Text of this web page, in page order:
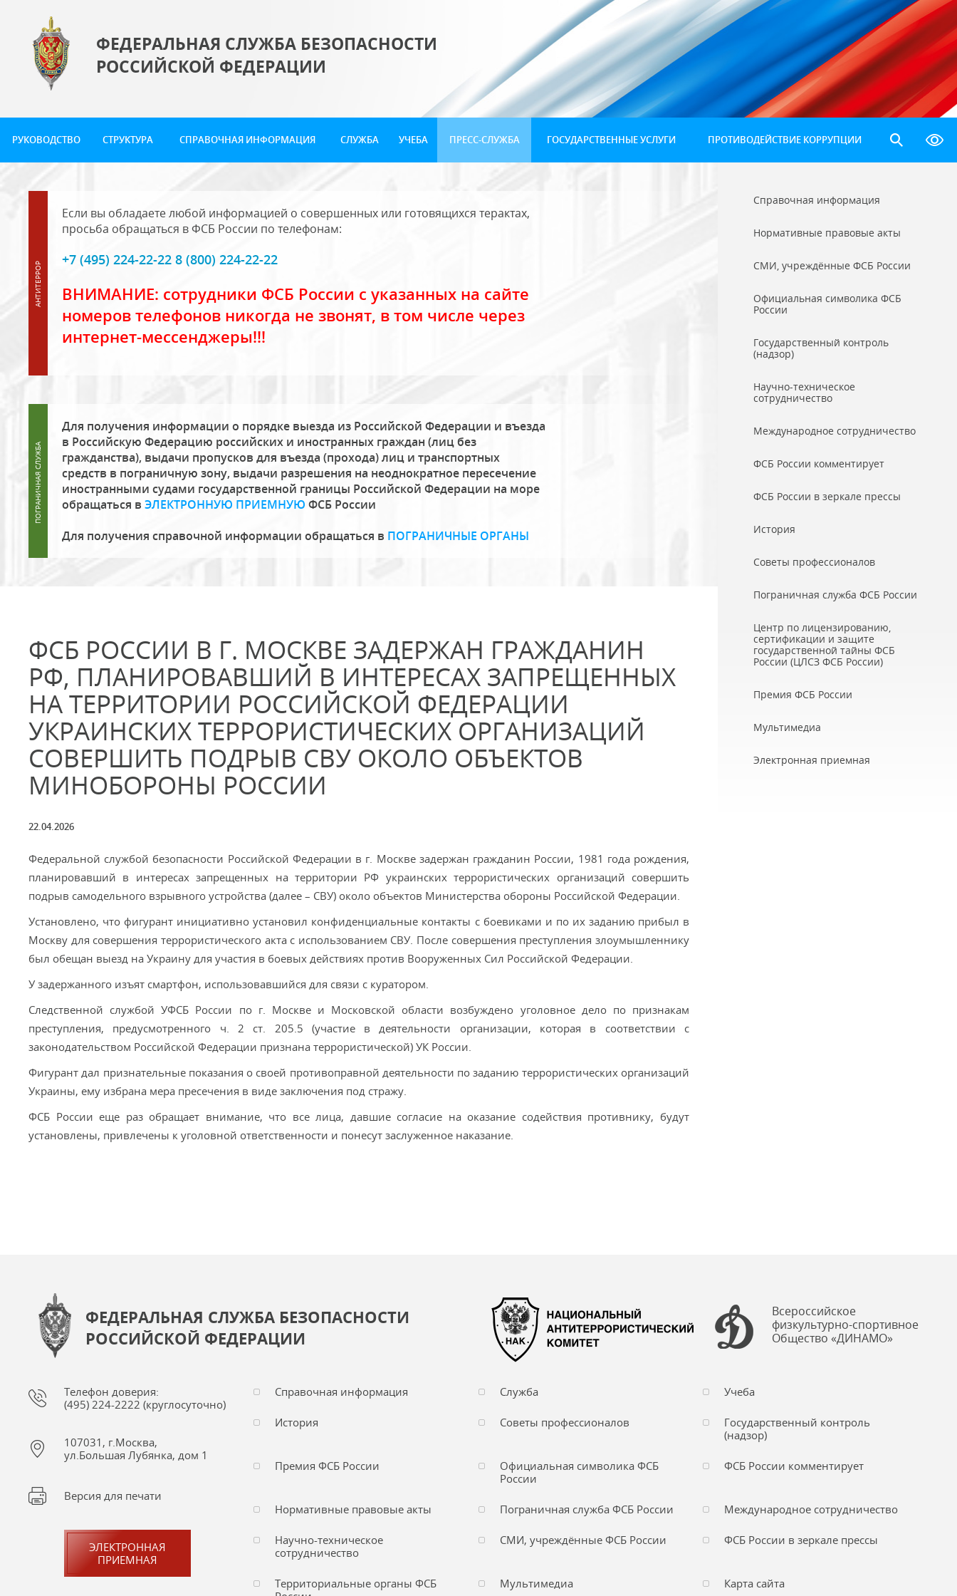
ФЕДЕРАЛЬНАЯ СЛУЖБА БЕЗОПАСНОСТИ
РОССИЙСКОЙ ФЕДЕРАЦИИ
РУКОВОДСТВО СТРУКТУРА СПРАВОЧНАЯ ИНФОРМАЦИЯ СЛУЖБА УЧЕБА ПРЕСС-СЛУЖБА ГОСУДАРСТВЕННЫЕ УСЛУГИ ПРОТИВОДЕЙСТВИЕ КОРРУПЦИИ
Если вы обладаете любой информацией о совершенных или готовящихся терактах,
просьба обращаться в ФСБ России по телефонам:
+7 (495) 224-22-22 8 (800) 224-22-22
ВНИМАНИЕ: сотрудники ФСБ России с указанных на сайте
номеров телефонов никогда не звонят, в том числе через
интернет-мессенджеры!!!
Для получения информации о порядке выезда из Российской Федерации и въезда
в Российскую Федерацию российских и иностранных граждан (лиц без
гражданства), выдачи пропусков для въезда (прохода) лиц и транспортных
средств в пограничную зону, выдачи разрешения на неоднократное пересечение
иностранными судами государственной границы Российской Федерации на море
обращаться в ЭЛЕКТРОННУЮ ПРИЕМНУЮ ФСБ России
Для получения справочной информации обращаться в ПОГРАНИЧНЫЕ ОРГАНЫ
ФСБ РОССИИ В Г. МОСКВЕ ЗАДЕРЖАН ГРАЖДАНИН
РФ, ПЛАНИРОВАВШИЙ В ИНТЕРЕСАХ ЗАПРЕЩЕННЫХ
НА ТЕРРИТОРИИ РОССИЙСКОЙ ФЕДЕРАЦИИ
УКРАИНСКИХ ТЕРРОРИСТИЧЕСКИХ ОРГАНИЗАЦИЙ
СОВЕРШИТЬ ПОДРЫВ СВУ ОКОЛО ОБЪЕКТОВ
МИНОБОРОНЫ РОССИИ
22.04.2026
Федеральной службой безопасности Российской Федерации в г. Москве задержан гражданин России, 1981 года рождения,
планировавший в интересах запрещенных на территории РФ украинских террористических организаций совершить
подрыв самодельного взрывного устройства (далее – СВУ) около объектов Министерства обороны Российской Федерации.
Установлено, что фигурант инициативно установил конфиденциальные контакты с боевиками и по их заданию прибыл в
Москву для совершения террористического акта с использованием СВУ. После совершения преступления злоумышленнику
был обещан выезд на Украину для участия в боевых действиях против Вооруженных Сил Российской Федерации.
У задержанного изъят смартфон, использовавшийся для связи с куратором.
Следственной службой УФСБ России по г. Москве и Московской области возбуждено уголовное дело по признакам
преступления, предусмотренного ч. 2 ст. 205.5 (участие в деятельности организации, которая в соответствии с
законодательством Российской Федерации признана террористической) УК России.
Фигурант дал признательные показания о своей противоправной деятельности по заданию террористических организаций
Украины, ему избрана мера пресечения в виде заключения под стражу.
ФСБ России еще раз обращает внимание, что все лица, давшие согласие на оказание содействия противнику, будут
установлены, привлечены к уголовной ответственности и понесут заслуженное наказание.
Справочная информация
Нормативные правовые акты
СМИ, учреждённые ФСБ России
Официальная символика ФСБ
России
Государственный контроль
(надзор)
Научно-техническое
сотрудничество
Международное сотрудничество
ФСБ России комментирует
ФСБ России в зеркале прессы
История
Советы профессионалов
Пограничная служба ФСБ России
Центр по лицензированию,
сертификации и защите
государственной тайны ФСБ
России (ЦЛСЗ ФСБ России)
Премия ФСБ России
Мультимедиа
Электронная приемная
ФЕДЕРАЛЬНАЯ СЛУЖБА БЕЗОПАСНОСТИ
РОССИЙСКОЙ ФЕДЕРАЦИИ
Всероссийское
физкультурно-спортивное
Общество «ДИНАМО»
Телефон доверия:
(495) 224-2222 (круглосуточно)
107031, г.Москва,
ул.Большая Лубянка, дом 1
Версия для печати
ЭЛЕКТРОННАЯ
ПРИЕМНАЯ
Справочная информация Служба Учеба
История Советы профессионалов
Государственный контроль
(надзор)
Премия ФСБ России
Официальная символика ФСБ
России
ФСБ России комментирует
Нормативные правовые акты Пограничная служба ФСБ России Международное сотрудничество
Научно-техническое
сотрудничество
СМИ, учреждённые ФСБ России ФСБ России в зеркале прессы
Территориальные органы ФСБ
Мультимедиа Карта сайта